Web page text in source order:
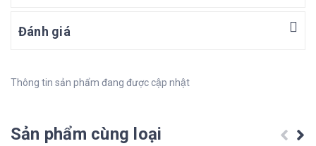
Đánh giá
Thông tin sản phẩm đang được cập nhật
Sản phẩm cùng loại